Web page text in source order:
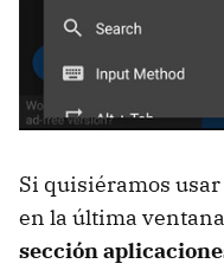
Si quisiéramos
en la última
sección